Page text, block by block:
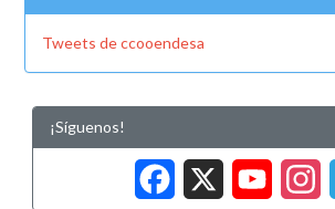
Tweets de ccooendesa
¡Síguenos!
X